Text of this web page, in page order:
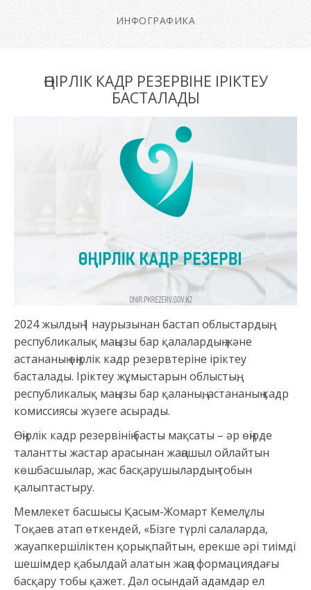
ИНФОГРАФИКА
ӨҢІРЛІК КАДР РЕЗЕРВІНЕ ІРІКТЕУ
БАСТАЛАДЫ
2024 жылдың 1 наурызынан бастап облыстардың,
республикалық маңызы бар қалалардың және
астананың өңірлік кадр резервтеріне іріктеу
басталады. Іріктеу жұмыстарын облыстың,
республикалық маңызы бар қаланың, астананың кадр
комиссиясы жүзеге асырады.
Өңірлік кадр резервінің басты мақсаты – әр өңірде
талантты жастар арасынан жаңашыл ойлайтын
көшбасшылар, жас басқарушылардың тобын
қалыптастыру.
Мемлекет басшысы Қасым-Жомарт Кемелұлы
Тоқаев атап өткендей, «Бізге түрлі салаларда,
жауапкершіліктен қорықпайтын, ерекше әрі тиімді
шешімдер қабылдай алатын жаңа формациядағы
басқару тобы қажет. Дәл осындай адамдар ел